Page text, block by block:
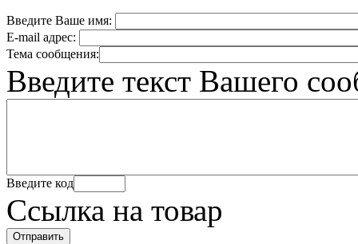
Введите Ваше имя:
E-mail адрес:
Тема сообщения:
Введите текст Вашего
Введите код
Ссылка на товар